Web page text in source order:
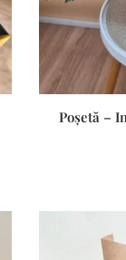
Poșetă –